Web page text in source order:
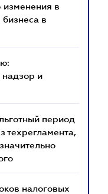
изменения в
в
надзор и
период
техрегламента,
налоговых